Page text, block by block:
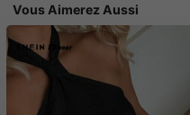
Vous Aimerez Aussi